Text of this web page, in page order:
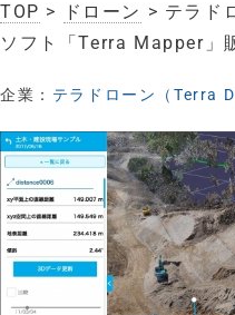
TOP > ドローン > テラド
ソフト「Terra Mapper」
企業： テラドローン（Terra